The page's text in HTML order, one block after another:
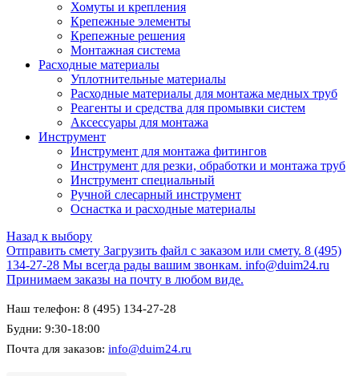
Хомуты и крепления
Крепежные элементы
Крепежные решения
Монтажная система
Расходные материалы
Уплотнительные материалы
Расходные материалы для монтажа медных труб
Реагенты и средства для промывки систем
Аксессуары для монтажа
Инструмент
Инструмент для монтажа фитингов
Инструмент для резки, обработки и монтажа труб
Инструмент специальный
Ручной слесарный инструмент
Оснастка и расходные материалы
Назад к выбору
Отправить смету Загрузить файл с заказом или смету. 8 (495)
134-27-28 Мы всегда рады вашим звонкам. info@duim24.ru
Принимаем заказы на почту в любом виде.
Наш телефон: 8 (495) 134-27-28
Будни: 9:30-18:00
Почта для заказов: info@duim24.ru